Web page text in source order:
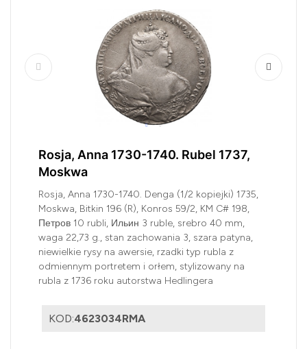
Rosja, Anna 1730-1740. Rubel 1737,
Moskwa
Rosja, Anna 1730-1740. Denga (1/2 kopiejki) 1735,
Moskwa, Bitkin 196 (R), Konros 59/2, KM C# 198,
Петров 10 rubli, Ильин 3 ruble, srebro 40 mm,
waga 22,73 g., stan zachowania 3, szara patyna,
niewielkie rysy na awersie, rzadki typ rubla z
odmiennym portretem i orłem, stylizowany na
rubla z 1736 roku autorstwa Hedlingera
KOD:4623034RMA